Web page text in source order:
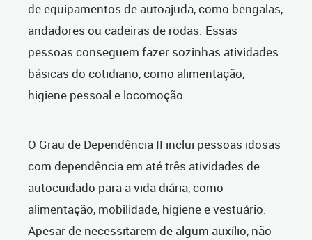
de equipamentos de autoajuda, como bengalas,
andadores ou cadeiras de rodas. Essas
pessoas conseguem fazer sozinhas atividades
básicas do cotidiano, como alimentação,
higiene pessoal e locomoção.
O Grau de Dependência II inclui pessoas idosas
com dependência em até três atividades de
autocuidado para a vida diária, como
alimentação, mobilidade, higiene e vestuário.
Apesar de necessitarem de algum auxílio, não